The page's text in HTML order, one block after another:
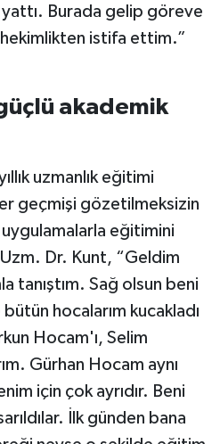
yattı. Burada gelip göreve
istifa ettim.”
akademik
uzmanlık eğitimi
geçmişi gözetilmeksizin
eğitimini
Dr. Kunt, “Geldim
tanıştım. Sağ olsun beni
bütün hocalarım kucakladı
Hocam'ı, Selim
Gürhan Hocam aynı
için çok ayrıdır. Beni
İlk günden bana